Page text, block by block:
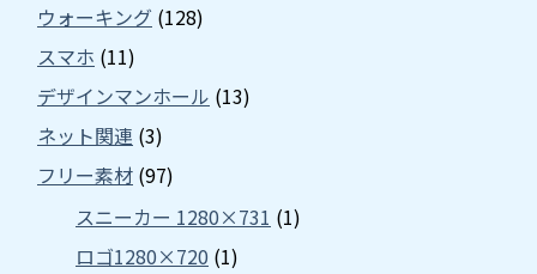
ウォーキング (128)
スマホ (11)
デザインマンホール (13)
ネット関連 (3)
フリー素材 (97)
スニーカー 1280×731 (1)
ロゴ1280×720 (1)